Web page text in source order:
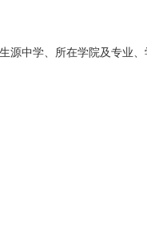
中学、所在学院及专业、